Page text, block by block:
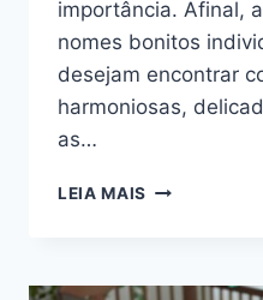
importância. Afinal,
nomes bonitos
desejam encontrar
harmoniosas,
as…
LEIA MAIS CONFIRA
DE